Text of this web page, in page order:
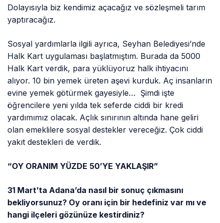
Dolayısıyla biz kendimiz açacağız ve sözleşmeli tarım
yaptıracağız.
Sosyal yardımlarla ilgili ayrıca, Seyhan Belediyesi’nde
Halk Kart uygulaması başlatmıştım. Burada da 5000
Halk Kart verdik, para yüklüyoruz halk ihtiyacını
alıyor. 10 bin yemek üreten aşevi kurduk. Aç insanların
evine yemek götürmek gayesiyle… Şimdi işte
öğrencilere yeni yılda tek seferde ciddi bir kredi
yardımımız olacak. Açlık sınırının altında hane geliri
olan emeklilere sosyal destekler vereceğiz. Çok ciddi
yakıt destekleri de verdik.
“OY ORANIM YÜZDE 50’YE YAKLAŞIR”
31 Mart’ta Adana’da nasıl bir sonuç çıkmasını
bekliyorsunuz? Oy oranı için bir hedefiniz var mı ve
hangi ilçeleri gözünüze kestirdiniz?